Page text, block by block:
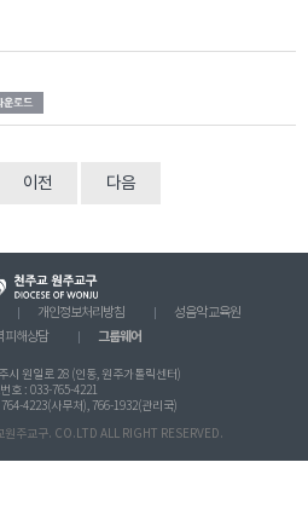
이전 다음
개인정보처리방침
성음악 교육원
피해상담
그룹웨어
시 원일로 28 (인동, 원주가톨릭센터)
호 : 033-765-4221
4223(사무처), 766-1932(관리국)
주교구. CO.LTD ALL RIGHT RESERVED.